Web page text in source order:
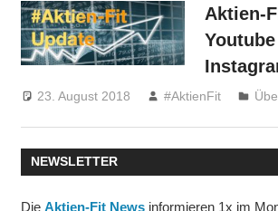
Aktien-
Youtube
23. August 2018 #AktienFit
NEWSLETTER
Die Aktien-Fit Newsinformieren 1x im